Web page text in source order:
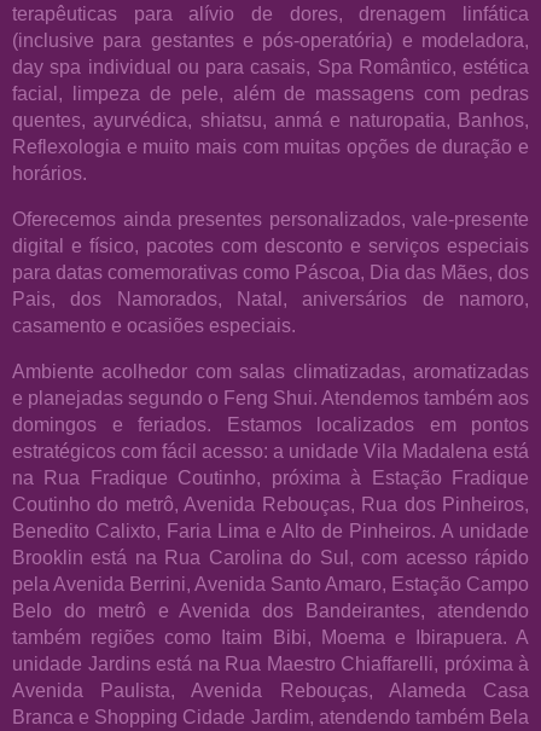
terapêuticas para alívio de dores, drenagem linfática
(inclusive para gestantes e pós-operatória) e modeladora,
day spa individual ou para casais, Spa Romântico, estética
facial, limpeza de pele, além de massagens com pedras
quentes, ayurvédica, shiatsu, anmá e naturopatia, Banhos,
Reflexologia e muito mais com muitas opções de duração e
horários.
Oferecemos ainda presentes personalizados, vale-presente
digital e físico, pacotes com desconto e serviços especiais
para datas comemorativas como Páscoa, Dia das Mães, dos
Pais, dos Namorados, Natal, aniversários de namoro,
casamento e ocasiões especiais.
Ambiente acolhedor com salas climatizadas, aromatizadas
e planejadas segundo o Feng Shui. Atendemos também aos
domingos e feriados. Estamos localizados em pontos
estratégicos com fácil acesso: a unidade Vila Madalena está
na Rua Fradique Coutinho, próxima à Estação Fradique
Coutinho do metrô, Avenida Rebouças, Rua dos Pinheiros,
Benedito Calixto, Faria Lima e Alto de Pinheiros. A unidade
Brooklin está na Rua Carolina do Sul, com acesso rápido
pela Avenida Berrini, Avenida Santo Amaro, Estação Campo
Belo do metrô e Avenida dos Bandeirantes, atendendo
também regiões como Itaim Bibi, Moema e Ibirapuera. A
unidade Jardins está na Rua Maestro Chiaffarelli, próxima à
Avenida Paulista, Avenida Rebouças, Alameda Casa
Branca e Shopping Cidade Jardim, atendendo também Bela